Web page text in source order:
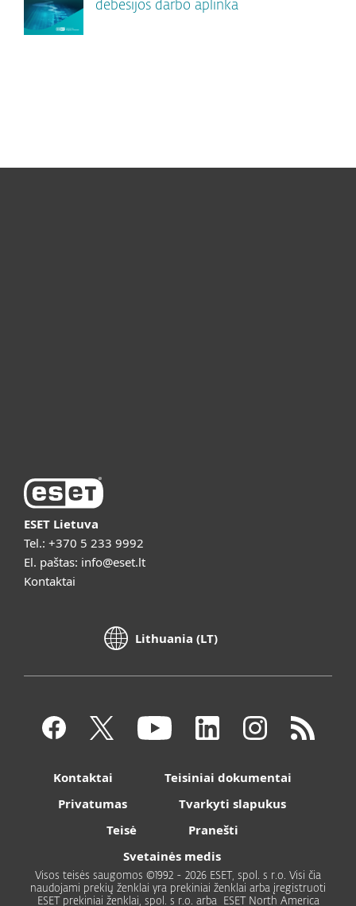
debesijos darbo aplinka
ESET Lietuva
Tel.: +370 5 233 9992
El. paštas: info@eset.lt
Kontaktai
Lithuania (LT)
Kontaktai
Teisiniai dokumentai
Privatumas
Tvarkyti slapukus
Teisė
Pranešti
Svetainės medis
Visos teisės saugomos ©1992 - 2026 ESET, spol. s r.o. Visi čia
naudojami prekių ženklai yra prekiniai ženklai arba įregistruoti
ESET prekiniai ženklai, spol. s r.o. arba ESET North America